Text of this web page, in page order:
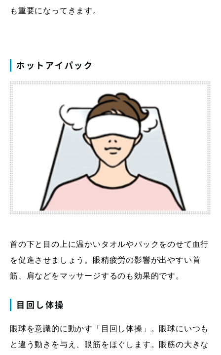
も重要になってきます。
ホットアイパック
首の下と目の上に温かいタオルやパックをのせて血行
を促進させましょう。眼精疲労の影響が出やすい首
筋、肩などをマッサージするのも効果的です。
目回し体操
眼球を意識的に動かす「目回し体操」。眼球にいつも
と違う動きを与え、眼筋をほぐします。眼筋の大きな